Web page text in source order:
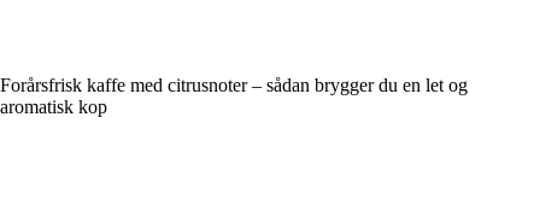
Forårsfrisk kaffe med citrusnoter – sådan brygger du en let og
aromatisk kop